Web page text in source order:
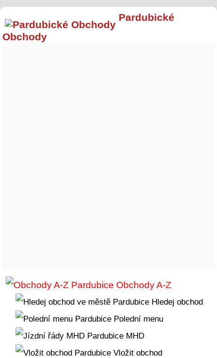
Pardubické
Obchody
Obchody A-Z
Hledej obchod
Polední menu
MHD
Vložit obchod